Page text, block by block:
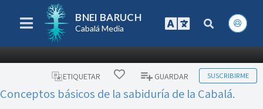
BNEI BARUCH
Cabalá Media
ETIQUETAR GUARDAR SUSCRIBIRME
Conceptos básicos de la sabiduría de la Cabalá.